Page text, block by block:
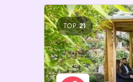
TOP 21